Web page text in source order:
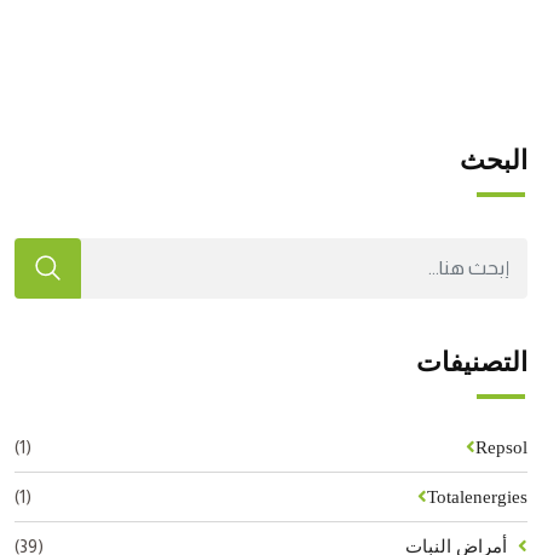
البحث
التصنيفات
Repsol
(1)
Totalenergies
(1)
أمراض النبات (39)